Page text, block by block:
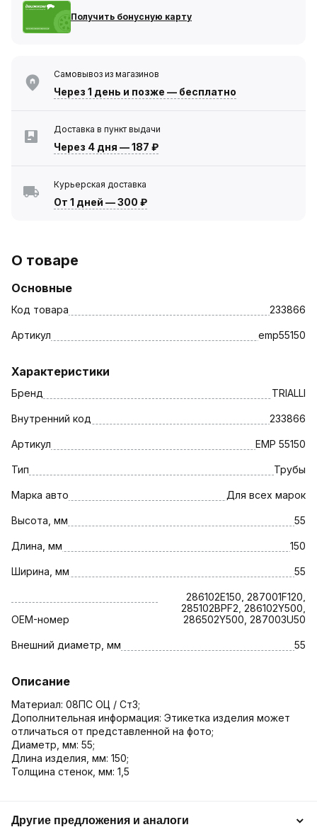
Получить бонусную карту
Самовывоз из магазинов
Через 1 день и позже — бесплатно
Доставка в пункт выдачи
Через 4 дня —187 ₽
Курьерская доставка
От 1 дней —300 ₽
О товаре
Основные
Код товара 233866
Артикул emp55150
Характеристики
Бренд TRIALLI
Внутренний код 233866
Артикул EMP 55150
Тип Трубы
Марка авто Для всех марок
Высота, мм 55
Длина, мм 150
Ширина, мм 55
OEM-номер
286102E150, 287001F120,
285102BPF2, 286102Y500,
286502Y500, 287003U50
Внешний диаметр, мм 55
Описание
Материал: 08ПС ОЦ / Ст3;
Дополнительная информация: Этикетка изделия может
отличаться от представленной на фото;
Диаметр, мм: 55;
Длина изделия, мм: 150;
Толщина стенок, мм: 1,5
Другие предложения и аналоги